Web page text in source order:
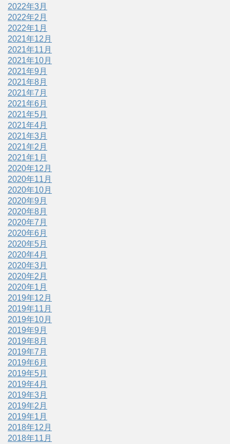
2022年3月
2022年2月
2022年1月
2021年12月
2021年11月
2021年10月
2021年9月
2021年8月
2021年7月
2021年6月
2021年5月
2021年4月
2021年3月
2021年2月
2021年1月
2020年12月
2020年11月
2020年10月
2020年9月
2020年8月
2020年7月
2020年6月
2020年5月
2020年4月
2020年3月
2020年2月
2020年1月
2019年12月
2019年11月
2019年10月
2019年9月
2019年8月
2019年7月
2019年6月
2019年5月
2019年4月
2019年3月
2019年2月
2019年1月
2018年12月
2018年11月